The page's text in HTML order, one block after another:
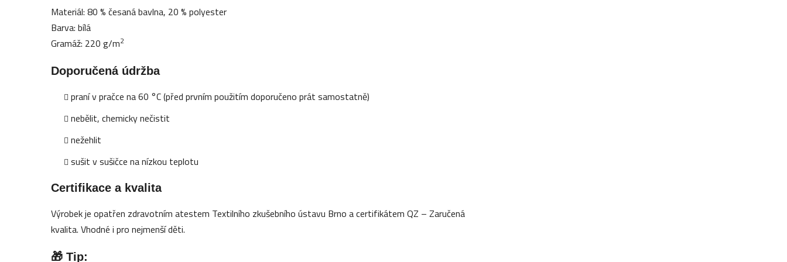
Materiál: 80 % česaná bavlna, 20 % polyester
Barva: bílá
Gramáž: 220 g/m2
Doporučená údržba
praní v pračce na 60 °C (před prvním použitím doporučeno prát samostatně)
nebělit, chemicky nečistit
nežehlit
sušit v sušičce na nízkou teplotu
Certifikace a kvalita
Výrobek je opatřen zdravotním atestem Textilního zkušebního ústavu Brno a certifikátem QZ – Zaručená
kvalita. Vhodné i pro nejmenší děti.
🎁 Tip: